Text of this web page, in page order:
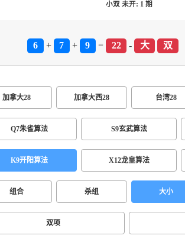
小双 未开: 1期
6 + 7 + 9 = 22 - 大 双
加拿大28 加拿大西28 台湾28
Q7朱雀算法 S9玄武算法
K9开阳算法 X12龙皇算法
组合 杀组 大小
双项